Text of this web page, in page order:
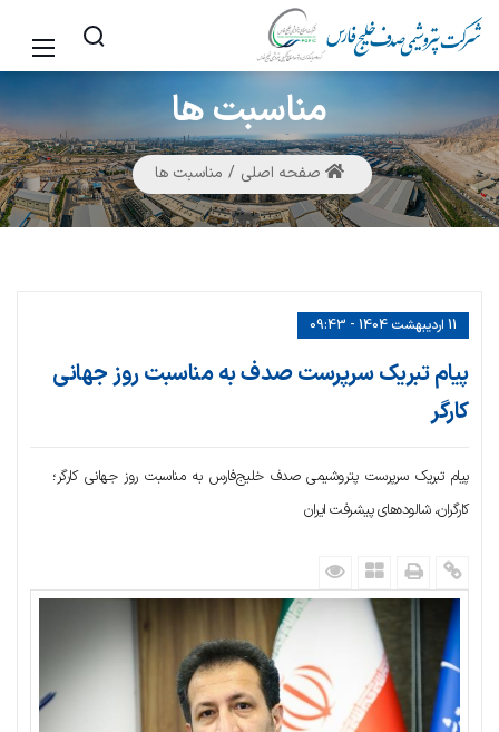
مناسبتها
صفحه اصلی مناسبت ها
11 اردیبهشت 1404 - 09:43
پیام تبریک سرپرست صدف به مناسبت روز جهانی
کارگر
پیام تبریک سرپرست پتروشیمی صدف خلیج‌فارس به مناسبت روز جهانی کارگر؛
کارگران، شالوده‌های پیشرفت ایران